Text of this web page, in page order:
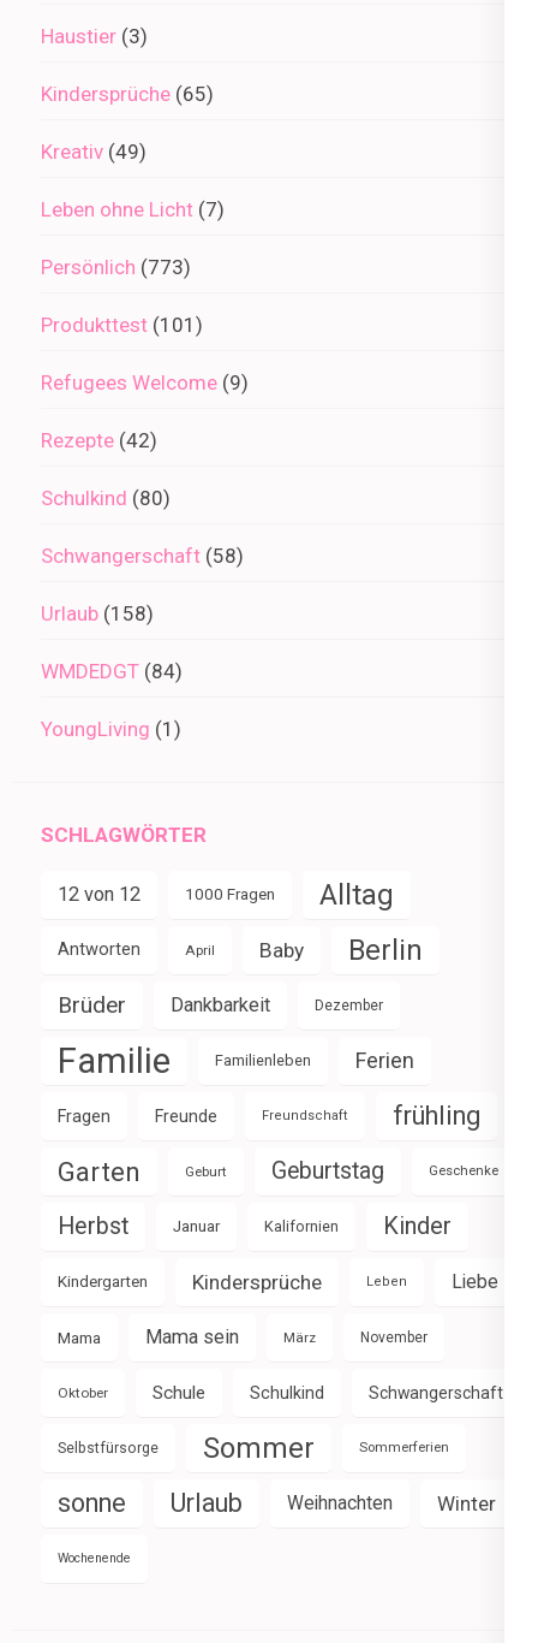
Haustier (3)
Kindersprüche (65)
Kreativ (49)
Leben ohne Licht (7)
Persönlich (773)
Produkttest (101)
Refugees Welcome (9)
Rezepte (42)
Schulkind (80)
Schwangerschaft (58)
Urlaub (158)
WMDEDGT (84)
YoungLiving (1)
SCHLAGWÖRTER
12 von 12 1000 Fragen Alltag
Antworten April Baby Berlin
Brüder Dankbarkeit Dezember
Familie Familienleben Ferien
Fragen Freunde Freundschaft frühling
Garten Geburt Geburtstag Geschenke
Herbst Januar Kalifornien Kinder
Kindergarten Kindersprüche Leben Liebe
Mama Mama sein März November
Oktober Schule Schulkind Schwangerschaft
Selbstfürsorge Sommer Sommerferien
sonne Urlaub Weihnachten Winter
Wochenende